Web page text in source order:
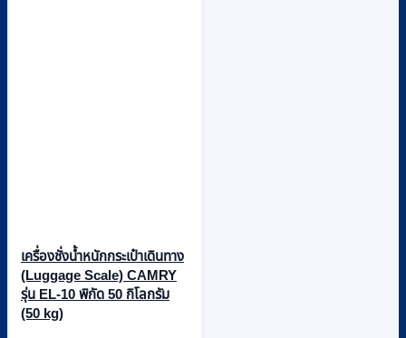
เครื่องชั่งน้ำหนักกระเป๋าเดินทาง
(Luggage Scale) CAMRY
รุ่น EL-10 พิกัด 50 กิโลกรัม
(50 kg)